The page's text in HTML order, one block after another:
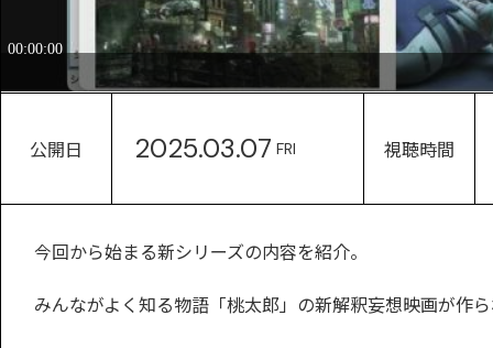
公開日 2025.03.07 FRI 視聴時間
今回から始まる新シリーズの内容を紹介。
みんながよく知る物語「桃太郎」の新解釈妄想映画が作